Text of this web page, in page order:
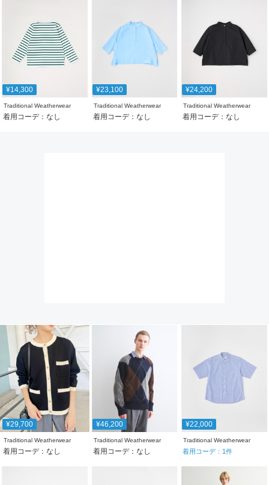
¥14,300
Traditional Weatherwear
着用コーデ：なし
¥23,100
Traditional Weatherwear
着用コーデ：なし
¥24,200
Traditional Weatherwear
着用コーデ：なし
¥29,700
Traditional Weatherwear
着用コーデ：なし
¥46,200
Traditional Weatherwear
着用コーデ：なし
¥22,000
Traditional Weatherwear
着用コーデ： 1件